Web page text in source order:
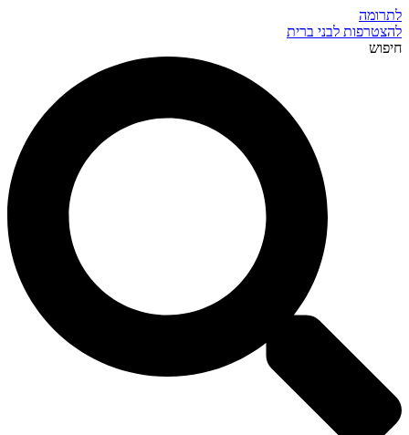
לתרומה
להצטרפות לבני ברית
חיפוש